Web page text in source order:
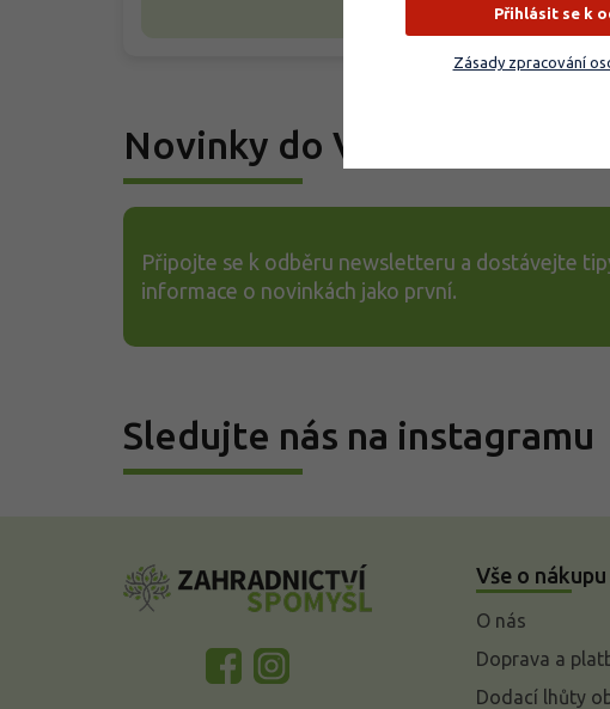
Detail prodejny
Novinky do Vašeho e-mailu
Připojte se k odběru newsletteru a dostávejte
informace o novinkách jako první.
Sledujte nás na instagramu
Vše o nákupu
O nás
Doprava a
Dodací lhůty
Přihlásit se k
Zásady zpracování